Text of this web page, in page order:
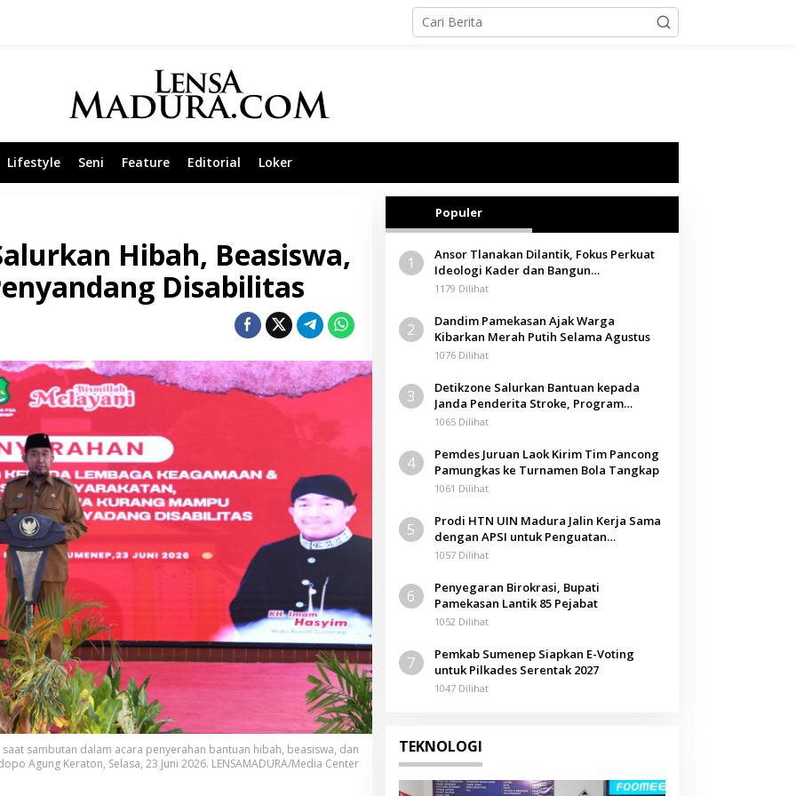
Lifestyle Seni Feature Editorial Loker
Hibah, Beasiswa,
Disabilitas
sambutan dalam acara penyerahan bantuan hibah, beasiswa, dan
Agung Keraton, Selasa, 23 Juni 2026. LENSAMADURA/Media Center
Populer
1
Ansor Tlanakan Dilantik, Fokus Perkuat
Ideologi Kader dan Bangun
Kemandirian Ekonomi
1179 Dilihat
2
Dandim Pamekasan Ajak Warga
Kibarkan Merah Putih Selama Agustus
1076 Dilihat
3
Detikzone Salurkan Bantuan kepada
Janda Penderita Stroke, Program
Berbagi Masuki Hari ke-61
1065 Dilihat
4
Pemdes Juruan Laok Kirim Tim Pancong
Pamungkas ke Turnamen Bola Tangkap
1061 Dilihat
5
Prodi HTN UIN Madura Jalin Kerja Sama
dengan APSI untuk Penguatan
Kompetensi Mahasiswa
1057 Dilihat
6
Penyegaran Birokrasi, Bupati
Pamekasan Lantik 85 Pejabat
1052 Dilihat
7
Pemkab Sumenep Siapkan E-Voting
untuk Pilkades Serentak 2027
1047 Dilihat
TEKNOLOGI